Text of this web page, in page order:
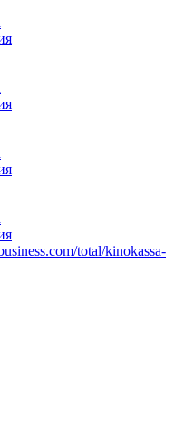
total/kinokassa-